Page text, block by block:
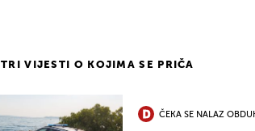
TRI VIJESTI O KOJIMA SE PRIČA
ČEKA SE NALAZ